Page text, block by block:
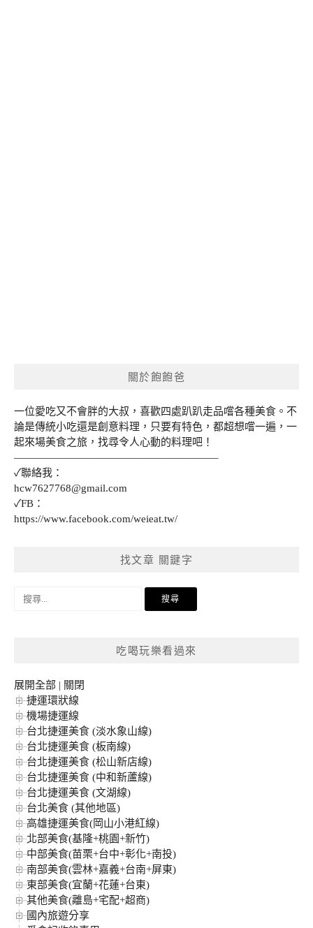
關於飽飽爸
一位愛吃又不會胖的大叔，喜歡四處趴趴走品嚐各種美食。不
論是傳統小吃還是創意料理，只要有特色，都超想嚐一遍，一
起來場美食之旅，找尋令人心動的料理吧！
———————————————————–
✓聯絡我：
hcw7627768@gmail.com
✓FB：
https://www.facebook.com/weieat.tw/
找文章 關鍵字
搜
吃喝玩樂看過來
展開全部 | 關閉
捷運環狀線
機場捷運線
台北捷運美食 (淡水象山線)
台北捷運美食 (板南線)
台北捷運美食 (松山新店線)
台北捷運美食 (中和新蘆線)
台北捷運美食 (文湖線)
台北美食 (其他地區)
高雄捷運美食(岡山小港紅線)
北部美食(基隆+桃園+新竹)
中部美食(苗栗+台中+彰化+南投)
南部美食(雲林+嘉義+台南+屏東)
東部美食(宜蘭+花蓮+台東)
其他美食(離島+宅配+超商)
國內旅遊分享